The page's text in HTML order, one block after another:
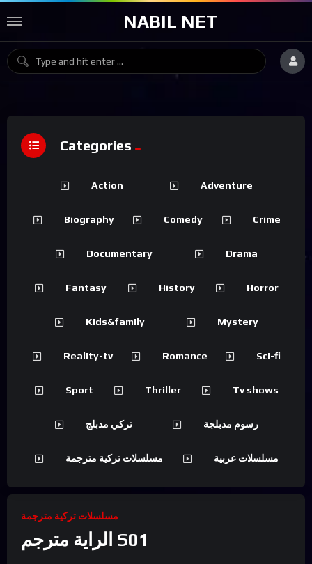
NABIL NET
مسلسلات تركية مترجمة
الراية مترجم S01
Categories
Action Adventure
Biography Comedy Crime
Documentary Drama
Fantasy History Horror
Kids&family Mystery
Reality-tv Romance Sci-fi
Sport Thriller Tv shows
تركي مدبلج رسوم مدبلجة
مسلسلات تركية مترجمة مسلسلات عربية